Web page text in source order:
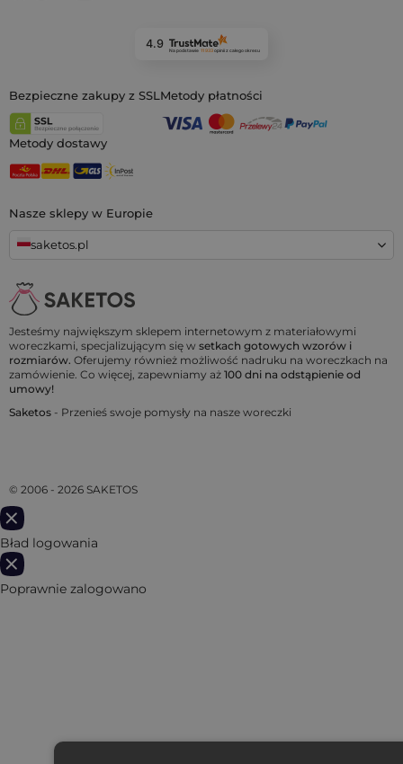
Jesteśmy największym sklepem internetowym z materiałowymi
woreczkami, specjalizującym się w setkach gotowych wzorów i
rozmiarów. Oferujemy również możliwość nadruku na woreczkach na
zamówienie. Co więcej, zapewniamy aż 100 dni na odstąpienie od
umowy!
Saketos - Przenieś swoje pomysły na nasze woreczki
Nasze sklepy w Europie
saketos.pl
4.9
Na podstawie 11 933opiniiz całego okresu
Bezpieczne zakupy z SSL Metody płatności
Metody dostawy
© 2006 - 2026 SAKETOS
Bład logowania
Poprawnie zalogowano